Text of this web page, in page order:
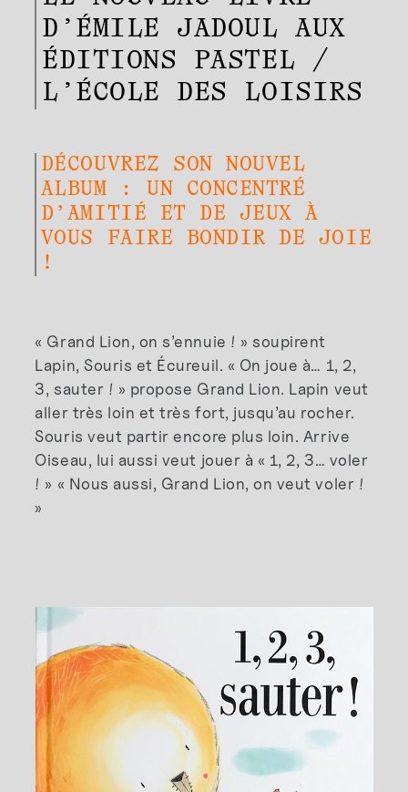
D’ÉMILE JADOUL AUX
ÉDITIONS PASTEL /
L’ÉCOLE DES LOISIRS
DÉCOUVREZ SON NOUVEL
ALBUM : UN CONCENTRÉ
D’AMITIÉ ET DE JEUX À
VOUS FAIRE BONDIR DE JOIE
!
« Grand Lion, on s’ennuie ! » soupirent
Lapin, Souris et Écureuil. « On joue à… 1, 2,
3, sauter ! » propose Grand Lion. Lapin veut
aller très loin et très fort, jusqu’au rocher.
Souris veut partir encore plus loin. Arrive
Oiseau, lui aussi veut jouer à « 1, 2, 3… voler
! » « Nous aussi, Grand Lion, on veut voler !
»